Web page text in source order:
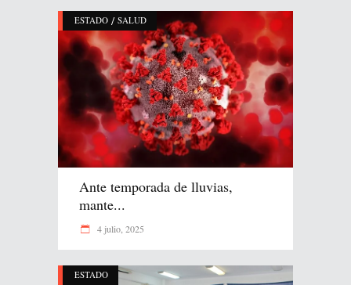
ESTADO / SALUD
Ante temporada de lluvias,
mante...
4 julio, 2025
ESTADO